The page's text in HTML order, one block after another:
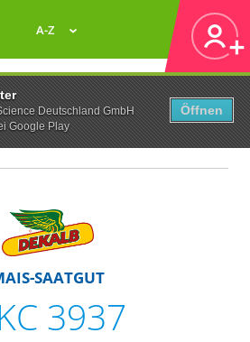
Deutschland GmbH
Google Play
Öffnen
A-Z
SAATGUT
3937